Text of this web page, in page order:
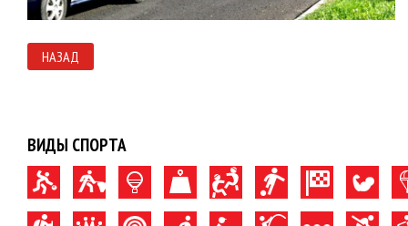
НАЗАД
ВИДЫ СПОРТА